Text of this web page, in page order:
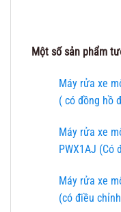
Một số sản phẩm
Máy rửa xe
( có đồng hồ
Máy rửa xe
PWX1AJ (Có
Máy rửa xe
(có điều